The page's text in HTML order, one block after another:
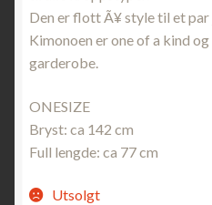
Den er flott Ã¥ style til et par
Kimonoen er one of a kind
garderobe.
ONESIZE
Bryst: ca 142 cm
Full lengde: ca 77 cm
Utsolgt